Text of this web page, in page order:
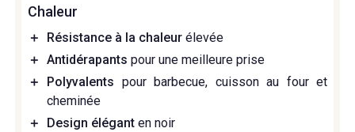
Chaleur
＋ Résistance à la chaleur élevée
＋ Antidérapants pour une meilleure prise
＋
Polyvalents pour barbecue, cuisson au four et
cheminée
＋
Design élégant en noir